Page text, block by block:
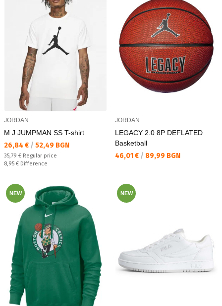
JORDAN
M J JUMPMAN SS T-shirt
Текуща цена:
26,84 € / 52,49 BGN
Regular price:
35,79 € Regular price
Спестявате:
8,95 € Difference
JORDAN
LEGACY 2.0 8P DEFLATED
Basketball
Текуща цена:
46,01 € / 89,99 BGN
NEW NEW